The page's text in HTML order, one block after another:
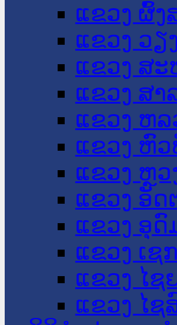
ແຂວງ ຜົ້ງ
ແຂວງ ວຽ
ແຂວງ ສ
ແຂວງ ສາ
ແຂວງ ຫລ
ແຂວງ ຫົວ
ແຂວງ ຫຼວ
ແຂວງ ອັດ
ແຂວງ ອຸດົ
ແຂວງ ເຊ
ແຂວງ ໄຊ
ແຂວງ ໄຊ